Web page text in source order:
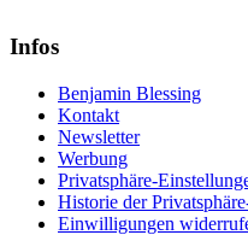
Infos
Benjamin Blessing
Kontakt
Newsletter
Werbung
Privatsphäre-
Historie der
Einwilligungen